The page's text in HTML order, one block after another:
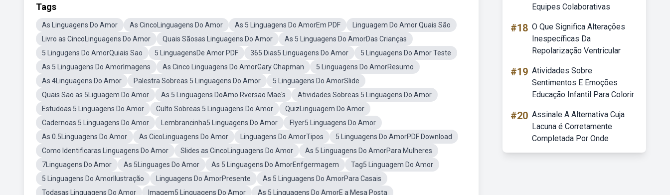
Tags
As Linguagens Do Amor As CincoLinguagens Do Amor As 5 Linguagens Do AmorEm PDF
Linguagem Do Amor Quais São
Livro as CincoLinguagens Do Amor
Quais Sãosas Linguagens Do Amor
As 5 Linguagens Do AmorDas Crianças
5 Lingugens Do AmorQuiais Sao
5 LinguagensDe Amor PDF 365 Dias5 Linguagens Do Amor
5 Linguagens Do Amor Teste
As 5 Linguagens Do AmorImagens
As Cinco Linguagens Do AmorGary Chapman
5 Linguagens Do AmorResumo
As 4Linguagens Do Amor
Palestra Sobreas 5 Linguagens Do Amor
5 Linguagens Do AmorSlide
Quais Sao as 5Liguagem Do Amor
As 5 Linguagens DoAmo Rversao Mae's
Atividades Sobreas 5 Linguagens Do Amor
Estudoas 5 Linguagens Do Amor
Culto Sobreas 5 Linguagens Do Amor
QuizLinguagem Do Amor
Cadernoas 5 Linguagens Do Amor
Lembrancinha5 Linguagens Do Amor
Flyer5 Linguagens Do Amor
As 0.5Linguagens Do Amor
As CicoLinguagens Do Amor Linguagens Do AmorTipos
5 Linguagens Do AmorPDF Download
Como Identificaras Linguagens Do Amor
Slides as CincoLinguagens Do Amor
As 5 Linguagens Do AmorPara Mulheres
7Linguagens Do Amor
As 5Linguages Do Amor As 5 Linguagens Do AmorEnfgermagem
Tag5 Linguagem Do Amor
5 Linguagens Do AmorIlustração
Linguagens Do AmorPresente
As 5 Linguagens Do AmorPara Casais
Todasas Linguagens Do Amor
Imagem5 Linguagens Do Amor
As 5 Linguagens Do AmorE a Mesa Posta
Equipes Colaborativas
#18 O Que Significa Alterações
Inespecíficas Da
Repolarização Ventricular
#19 Atividades Sobre
Sentimentos E Emoções
Educação Infantil Para Colorir
#20 Assinale A Alternativa Cuja
Lacuna é Corretamente
Completada Por Onde